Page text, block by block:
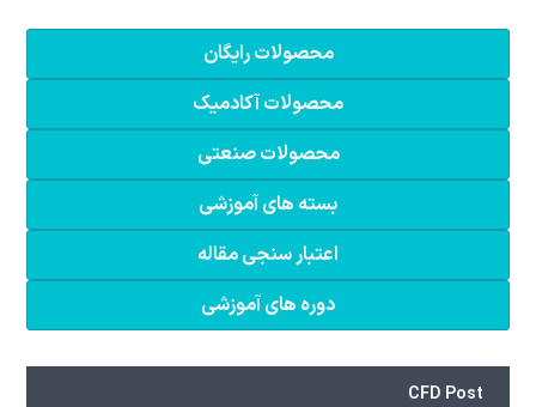
محصولات رایگان
محصولات آکادمیک
محصولات صنعتی
بسته های آموزشی
اعتبار سنجی مقاله
دوره های آموزشی
CFD Post